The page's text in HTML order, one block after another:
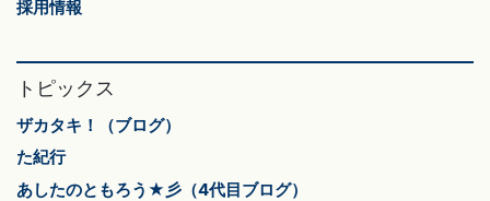
採用情報
トピックス
ザカタキ！（ブログ）
た紀行
あしたのともろう★彡（4代目ブログ）